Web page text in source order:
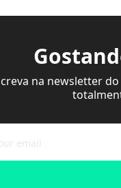
na newsletter